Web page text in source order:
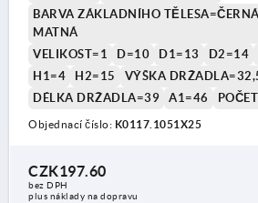
BARVA ZÁKLADNÍHO
MATNÁ
VELIKOST=1
D=10 D1=13 D2=14
H1=4
H2=15 VÝŠKA
DÉLKA DRŽADLA=39
A1=46
Objednací číslo: K0117.1051X25
CZK197.60
bez DPH
plus náklady na dopravu